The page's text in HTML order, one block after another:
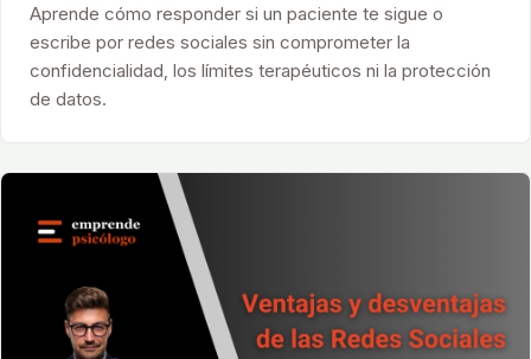
Aprende cómo responder si un paciente te sigue o
escribe por redes sociales sin comprometer la
confidencialidad, los límites terapéuticos ni la protección
de datos.